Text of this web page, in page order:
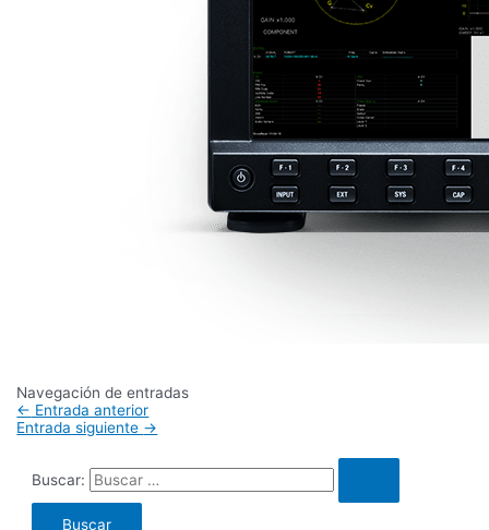
Navegación de entradas
← Entrada anterior
Entrada siguiente →
Buscar: